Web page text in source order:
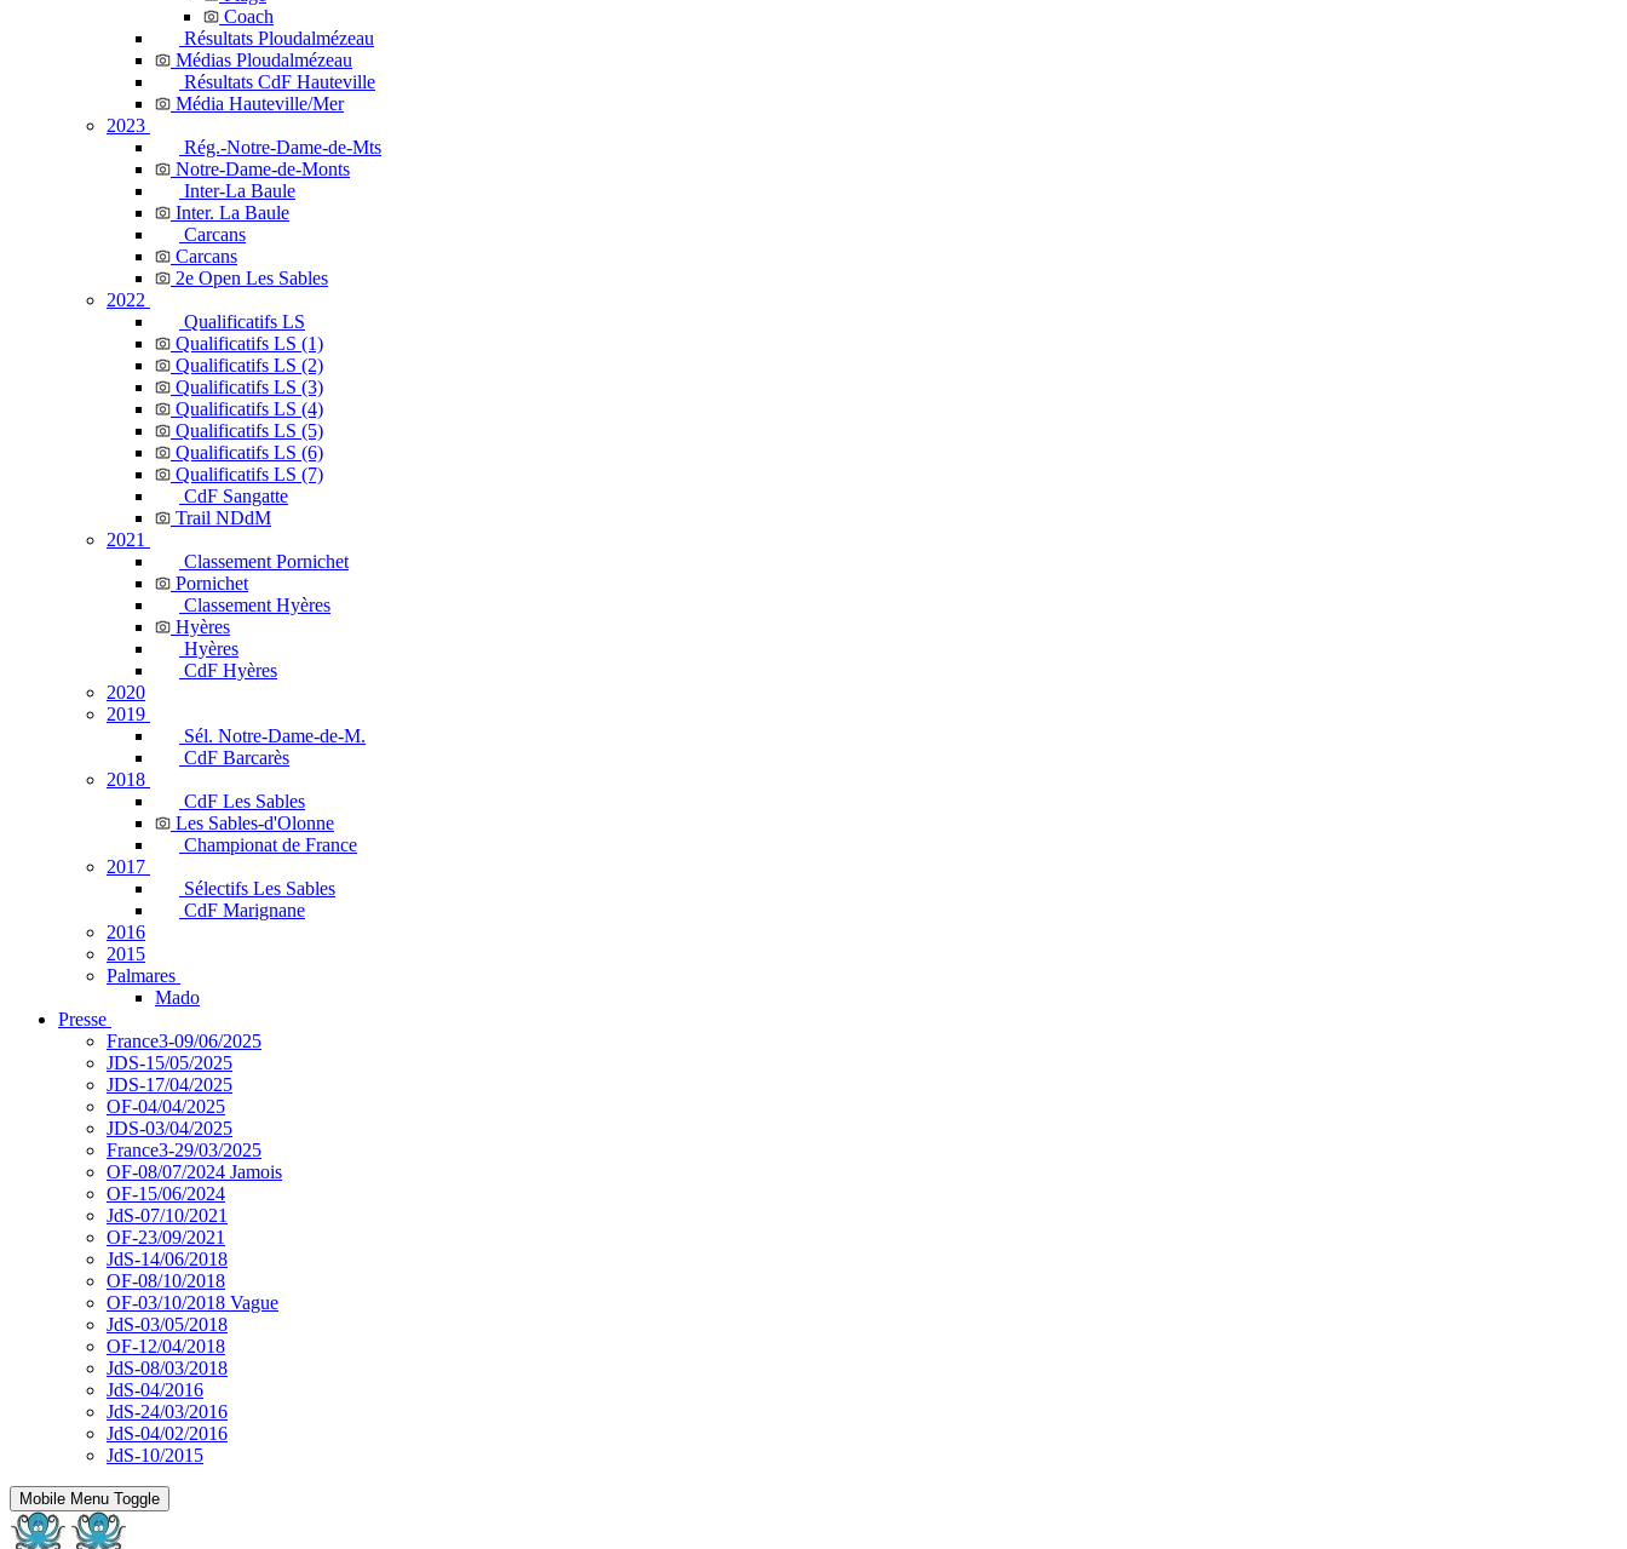
Coach
Résultats Ploudalmézeau
Médias Ploudalmézeau
Résultats CdF Hauteville
Média Hauteville/Mer
2023
Rég.-Notre-Dame-de-Mts
Notre-Dame-de-Monts
Inter-La Baule
Inter. La Baule
Carcans
Carcans
2e Open Les Sables
2022
Qualificatifs LS
Qualificatifs LS (1)
Qualificatifs LS (2)
Qualificatifs LS (3)
Qualificatifs LS (4)
Qualificatifs LS (5)
Qualificatifs LS (6)
Qualificatifs LS (7)
CdF Sangatte
Trail NDdM
2021
Classement Pornichet
Pornichet
Classement Hyères
Hyères
Hyères
CdF Hyères
2020
2019
Sél. Notre-Dame-de-M.
CdF Barcarès
2018
CdF Les Sables
Les Sables-d'Olonne
Championat de France
2017
Sélectifs Les Sables
CdF Marignane
2016
2015
Palmares
Mado
Presse
France3-09/06/2025
JDS-15/05/2025
JDS-17/04/2025
OF-04/04/2025
JDS-03/04/2025
France3-29/03/2025
OF-08/07/2024 Jamois
OF-15/06/2024
JdS-07/10/2021
OF-23/09/2021
JdS-14/06/2018
OF-08/10/2018
OF-03/10/2018 Vague
JdS-03/05/2018
OF-12/04/2018
JdS-08/03/2018
JdS-04/2016
JdS-24/03/2016
JdS-04/02/2016
JdS-10/2015
Mobile Menu Toggle